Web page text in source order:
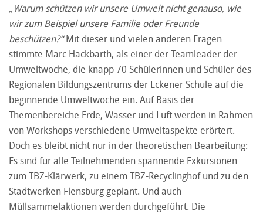
„Warum schützen wir unsere Umwelt nicht genauso, wie
wir zum Beispiel unsere Familie oder Freunde
beschützen?“Mit dieser und vielen anderen Fragen
stimmte Marc Hackbarth, als einer der Teamleader der
Umweltwoche, die knapp 70 Schülerinnen und Schüler des
Regionalen Bildungszentrums der Eckener Schule auf die
beginnende Umweltwoche ein. Auf Basis der
Themenbereiche Erde, Wasser und Luft werden in Rahmen
von Workshops verschiedene Umweltaspekte erörtert.
Doch es bleibt nicht nur in der theoretischen Bearbeitung:
Es sind für alle Teilnehmenden spannende Exkursionen
zum TBZ-Klärwerk, zu einem TBZ-Recyclinghof und zu den
Stadtwerken Flensburg geplant. Und auch
Müllsammelaktionen werden durchgeführt. Die